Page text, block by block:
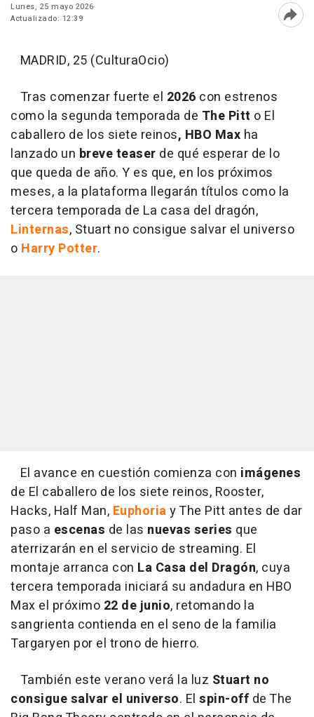
Lunes, 25 mayo 2026
Actualizado: 12:39
MADRID, 25 (CulturaOcio)
Tras comenzar fuerte el 2026 con estrenos
como la segunda temporada de The Pitt o El
caballero de los siete reinos, HBO Max ha
lanzado un breve teaser de qué esperar de lo
que queda de año. Y es que, en los próximos
meses, a la plataforma llegarán títulos como la
tercera temporada de La casa del dragón,
Linternas, Stuart no consigue salvar el universo
o Harry Potter.
El avance en cuestión comienza con imágenes
de El caballero de los siete reinos, Rooster,
Hacks, Half Man, Euphoriay The Pitt antes de dar
paso a escenas de las nuevas series que
aterrizarán en el servicio de streaming. El
montaje arranca con La Casa del Dragón, cuya
tercera temporada iniciará su andadura en HBO
Max el próximo 22 de junio, retomando la
sangrienta contienda en el seno de la familia
Targaryen por el trono de hierro.
También este verano verá la luz Stuart no
consigue salvar el universo. El spin-off de The